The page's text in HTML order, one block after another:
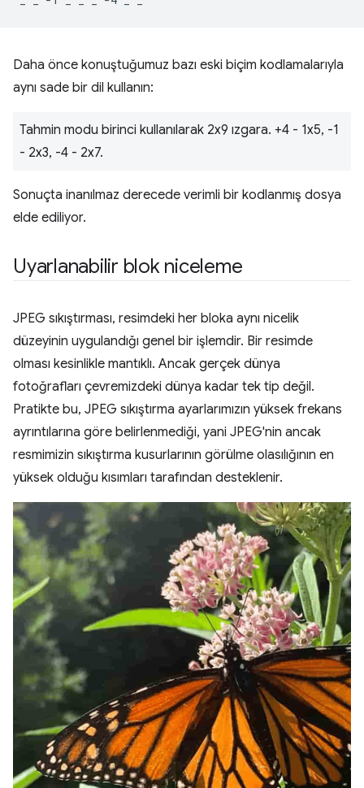
Daha önce konuştuğumuz bazı eski biçim kodlamalarıyla
aynı sade bir dil kullanın:
Tahmin modu birinci kullanılarak 2x9 ızgara. +4 - 1x5, -1
- 2x3, -4 - 2x7.
Sonuçta inanılmaz derecede verimli bir kodlanmış dosya
elde ediliyor.
Uyarlanabilir blok niceleme
JPEG sıkıştırması, resimdeki her bloka aynı nicelik
düzeyinin uygulandığı genel bir işlemdir. Bir resimde
olması kesinlikle mantıklı. Ancak gerçek dünya
fotoğrafları çevremizdeki dünya kadar tek tip değil.
Pratikte bu, JPEG sıkıştırma ayarlarımızın yüksek frekans
ayrıntılarına göre belirlenmediği, yani JPEG'nin ancak
resmimizin sıkıştırma kusurlarının görülme olasılığının en
yüksek olduğu kısımları tarafından desteklenir.